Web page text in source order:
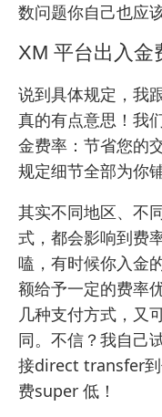
数问题你自己也应
XM 平台出入金
说到具体规定，我
真的有点意思！我
金费率：节省您的
规定细节全部为你
其实不同地区、不
式，都会影响到费
嗑，有时候你入金
额给予一定的费率
几种支付方式，又
同。不信？我自己
接direct transfer
费super 低！